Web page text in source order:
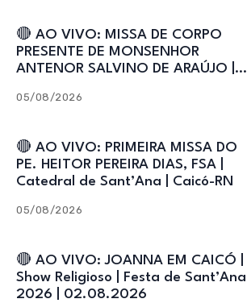
🔴 AO VIVO: MISSA DE CORPO
PRESENTE DE MONSENHOR
ANTENOR SALVINO DE ARAÚJO |
05/08/2026
🔴 AO VIVO: PRIMEIRA MISSA DO
PE. HEITOR PEREIRA DIAS, FSA |
Catedral de Sant’Ana | Caicó-RN
05/08/2026
🔴 AO VIVO: JOANNA EM CAICÓ |
Show Religioso | Festa de Sant’Ana
2026 | 02.08.2026